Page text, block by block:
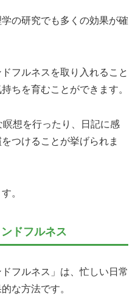
の研究でも多くの効果が確
フルネスを取り入れること
ちを育むことができます。
想を行ったり、日記に感
つけることが挙げられま
。
ドフルネス
フルネス」は、忙しい日常
な方法です。